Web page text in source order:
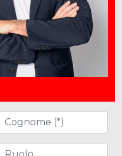
Cognome (*)
Ruolo